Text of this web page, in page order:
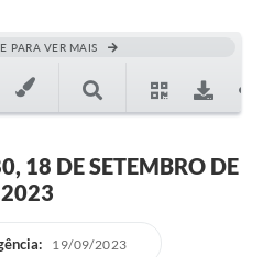
de Direito -
PARA VER MAIS
18 DE SETEMBRO DE
2023
19/09/2023